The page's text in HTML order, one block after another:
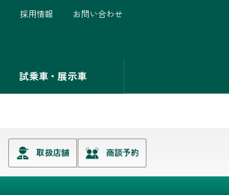
試乗車・展示車
採用情報 お問い合わせ
取扱店舗 商談予約